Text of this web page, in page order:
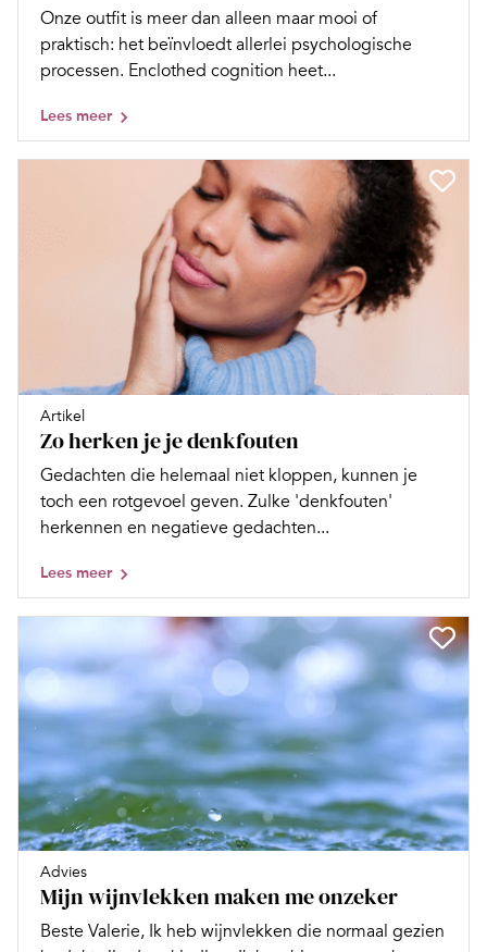
Onze outfit is meer dan alleen maar mooi of
praktisch: het beïnvloedt allerlei psychologische
processen. Enclothed cognition heet...
Lees meer
Artikel
Zo herken je je denkfouten
Gedachten die helemaal niet kloppen, kunnen je
toch een rotgevoel geven. Zulke 'denkfouten'
herkennen en negatieve gedachten...
Lees meer
Advies
Mijn wijnvlekken maken me onzeker
Beste Valerie, Ik heb wijnvlekken die normaal gezien